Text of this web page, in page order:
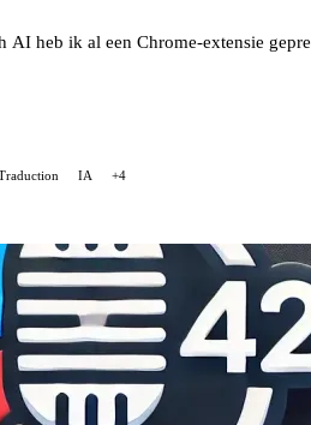
AI heb ik al een Chrome-extensie
IA +4